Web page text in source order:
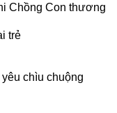
Chồng Con thương
trẻ
chìu chuộng